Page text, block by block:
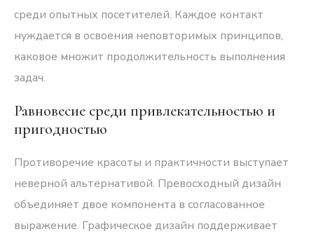
среди опытных посетителей. Каждое контакт
нуждается в освоения неповторимых принципов,
каковое множит продолжительность выполнения
задач.
Равновесие среди привлекательностью и
пригодностью
Противоречие красоты и практичности выступает
неверной альтернативой. Превосходный дизайн
объединяет двое компонента в согласованное
выражение. Графическое дизайн поддерживает